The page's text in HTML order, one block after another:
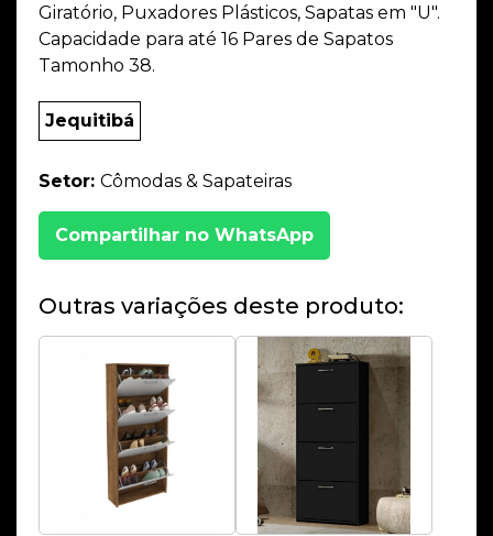
Giratório, Puxadores Plásticos, Sapatas em "U".
Capacidade para até 16 Pares de Sapatos
Tamonho 38.
Jequitibá
Setor: Cômodas & Sapateiras
Compartilhar no WhatsApp
Outras variações deste produto: